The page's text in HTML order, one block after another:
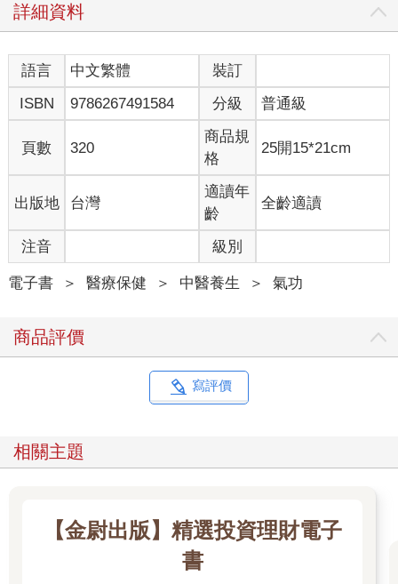
甚至不知道自己為什麼會出現這樣的感受。我只知道比起自信，
頭時，我就跟絕大多數的人一樣，認為連試都不要試，就是遏止
內在焦慮與信心低落的最好方法。至少，這樣一來我就不會失
常，更不會經歷失敗。理所當然的，這樣的態度只導致我陷入了
更嚴重的自我脫節，並試圖透過藥物與酒精來控制這些感受。直
到我即將邁入30歲，才開始和自己重新接軌，並因此展開了一段
探索之旅，一段我希望自己於孩提時代，就能有人告訴我的旅
不知怎麼的，我讀完了研究所並成為英語系教授。如今，我離開
了大學，結束十多年的教職工作，也恢復了生息。我親眼目睹現
代社會對年輕世代所造成的影響。在我開始教書時，教室裡根本
見不到智慧型手機，但在後來幾年，智慧型手機無所不在，還有
許多關於壓力、失眠與自我毀滅行為等等，吐不完的苦水。當
Medical Association）也描述道，在尋求基礎醫療服務的患者中，
有60%至80%與壓力相關，並有44%的美國人表示自己在過去五
年裡，面臨了更嚴重的壓力。
試圖面對自身壓力與焦慮問題的我，終於在偶然間，接觸到了呼
在，每天早上起床時，我仍會因為這了不起的自我溝通方法居然
過。不過，倘若我們認為美麗的朝陽很魔幻，那麼就此一觀點而
言，呼吸法確實很奇妙。或者，就像我太太的出現，對我來說很
神奇夢幻一樣。話說回來，呼吸法絕非神話、或精靈魔法般的憑
空捏造之事。它很真實，就如同呼吸作用般那樣扎實。
詳細資料
語言 中文繁體
裝訂
ISBN
9786267491584 分級 普通級
頁數 320
商品規
格
25開15*21cm
出版地 台灣
適讀年
齡
全齡適讀
注音 級別
電子書 ＞ 醫療保健 ＞ 中醫養生 ＞ 氣功
商品評價
寫評價
相關主題
【金尉出版】精選投資理財電子
書